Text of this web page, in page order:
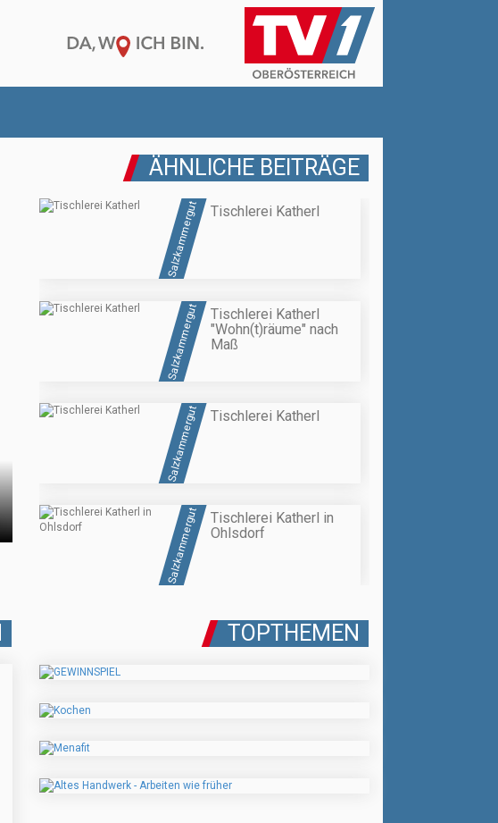
ÄHNLICHE BEITRÄGE
Salzkammergut Tischlerei Katherl
Salzkammergut
Tischlerei Katherl
"Wohn(t)räume" nach
Maß
Salzkammergut Tischlerei Katherl
Salzkammergut
Tischlerei Katherl in
Ohlsdorf
TOPTHEMEN